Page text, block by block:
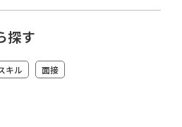
探す
キル 面接